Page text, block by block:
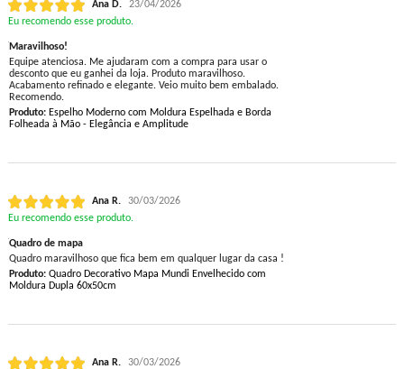
Ana D.
23/04/2026
Eu recomendo esse produto.
Maravilhoso!
Equipe atenciosa. Me ajudaram com a compra para usar o
desconto que eu ganhei da loja. Produto maravilhoso.
Acabamento refinado e elegante. Veio muito bem embalado.
Recomendo.
Produto:Espelho Moderno com Moldura Espelhada e Borda
Folheada à Mão - Elegância e Amplitude
Ana R.
30/03/2026
Eu recomendo esse produto.
Quadro de mapa
Quadro maravilhoso que fica bem em qualquer lugar da casa !
Produto:Quadro Decorativo Mapa Mundi Envelhecido com
Moldura Dupla 60x50cm
Ana R.
30/03/2026